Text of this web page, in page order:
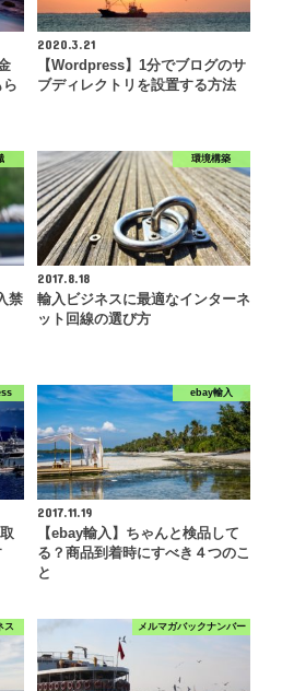
ら
2020.3.21
【Wordpress】1分でブログのサ
ブディレクトリを設置する方法
禁
環境構築
2017.8.18
輸入ビジネスに最適なインターネ
ット回線の選び方
ebay輸入
2017.11.19
【ebay輸入】ちゃんと検品して
る？商品到着時にすべき４つのこ
と
ス メルマガバックナンバー